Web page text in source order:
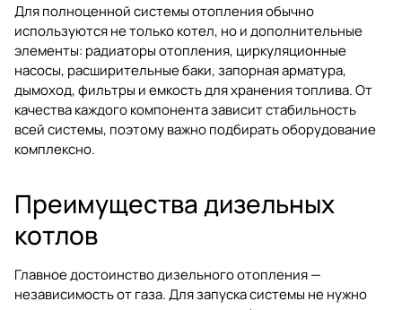
Для полноценной системы отопления обычно
используются не только котел, но и дополнительные
элементы: радиаторы отопления, циркуляционные
насосы, расширительные баки, запорная арматура,
дымоход, фильтры и емкость для хранения топлива. От
качества каждого компонента зависит стабильность
всей системы, поэтому важно подбирать оборудование
комплексно.
Преимущества дизельных
котлов
Главное достоинство дизельного отопления —
независимость от газа. Для запуска системы не нужно